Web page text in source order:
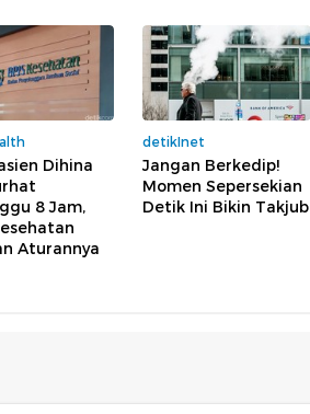
Dihina
8 Jam,
Aturannya
detikInet
Jangan Berkedip!
Momen Sepersekian
Detik Ini Bikin Takjub